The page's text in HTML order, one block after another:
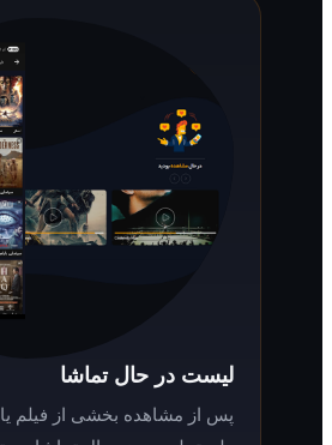
لیست در حال تماشا
پس از مشاهده بخشی از فیلم یا سریال، از